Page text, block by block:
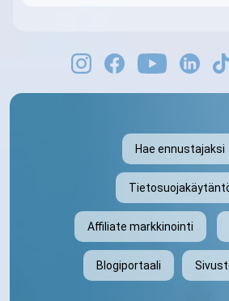
Hae ennustajaksi
Affiliate markkinointi
Blogiportaali